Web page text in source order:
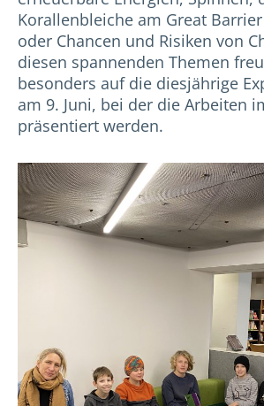
Korallenbleiche am Great
oder Chancen und Risiken von
diesen spannenden Themen
besonders auf die diesjährige
am 9. Juni, bei der die Arbeiten
präsentiert werden.